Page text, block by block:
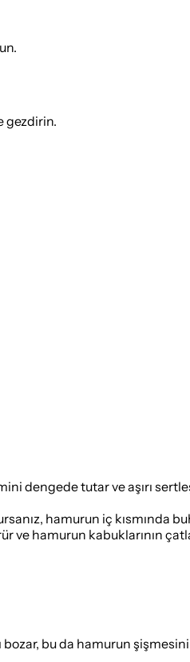
gezdirin.
dengede tutar ve aşırı
hamurun iç kısmında
ve hamurun kabuklarının
bu da hamurun